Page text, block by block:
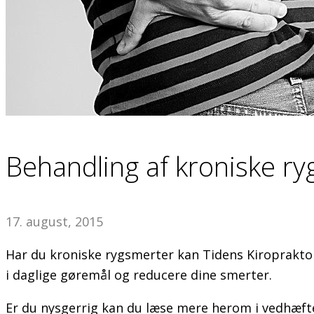
Behandling af kroniske
17. august, 2015
Har du kroniske rygsmerter kan Tidens
i daglige gøremål og reducere dine smerter.
Er du nysgerrig kan du læse mere herom i